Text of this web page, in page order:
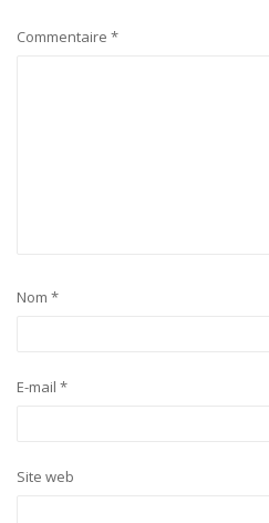
Commentaire *
Nom *
E-mail *
Site web